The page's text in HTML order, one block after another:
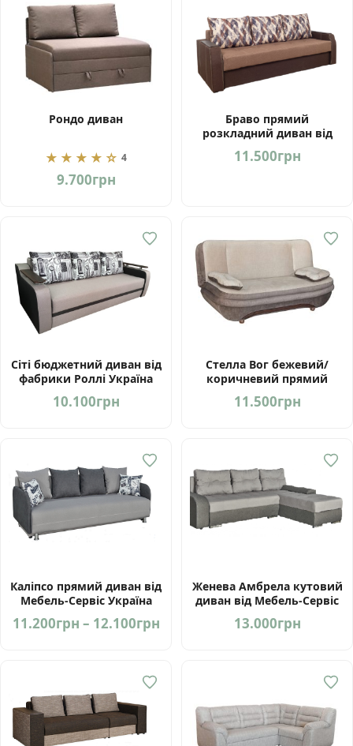
Рондо диван
★★★★☆ 4
9.700грн
Браво прямий
розкладний диван від
фабрики Вірконі Україна
11.500грн
Сіті бюджетний диван від
фабрики Роллі Україна
10.100грн
Стелла Вог бежевий/
коричневий прямий
диван від Мебель-Сервіс
Україна
11.500грн
Каліпсо прямий диван від
Мебель-Сервіс Україна
11.200грн – 12.100грнPrice
Женева Амбрела кутовий
диван від Мебель-Сервіс
Україна
13.000грн